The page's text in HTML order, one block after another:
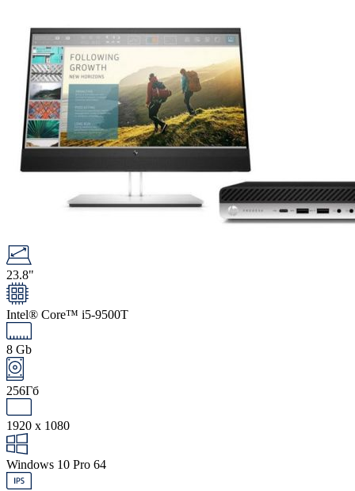
23.8"
Intel® Core™ i5-9500T
8 Gb
256Гб
1920 x 1080
Windows 10 Pro 64